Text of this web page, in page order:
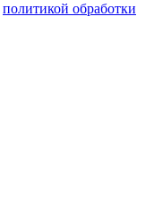
политикой обработки